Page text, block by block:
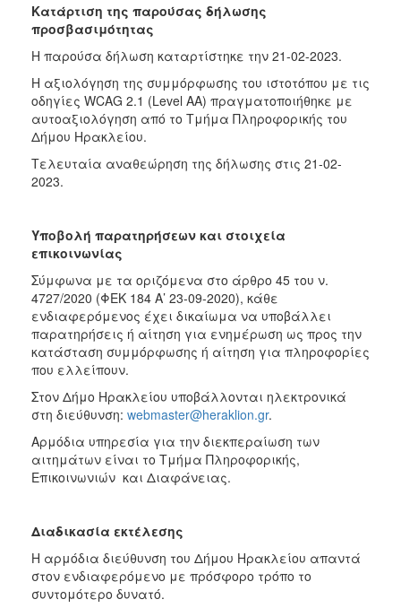
Κατάρτιση της παρούσας δήλωσης
προσβασιμότητας
Η παρούσα δήλωση καταρτίστηκε την 21-02-2023.
Η αξιολόγηση της συμμόρφωσης του ιστοτόπου με τις
οδηγίες WCAG 2.1 (Level AA) πραγματοποιήθηκε με
αυτοαξιολόγηση από το Τμήμα Πληροφορικής του
Δήμου Ηρακλείου.
Τελευταία αναθεώρηση της δήλωσης στις 21-02-
2023.
Υποβολή παρατηρήσεων και στοιχεία
επικοινωνίας
Σύμφωνα με τα οριζόμενα στο άρθρο 45 του ν.
4727/2020 (ΦΕΚ 184 Α’ 23-09-2020), κάθε
ενδιαφερόμενος έχει δικαίωμα να υποβάλλει
παρατηρήσεις ή αίτηση για ενημέρωση ως προς την
κατάσταση συμμόρφωσης ή αίτηση για πληροφορίες
που ελλείπουν.
Στον Δήμο Ηρακλείου υποβάλλονται ηλεκτρονικά
στη διεύθυνση: webmaster@heraklion.gr.
Αρμόδια υπηρεσία για την διεκπεραίωση των
αιτημάτων είναι το Τμήμα Πληροφορικής,
Επικοινωνιών και Διαφάνειας.
Διαδικασία εκτέλεσης
Η αρμόδια διεύθυνση του Δήμου Ηρακλείου απαντά
στον ενδιαφερόμενο με πρόσφορο τρόπο το
συντομότερο δυνατό.